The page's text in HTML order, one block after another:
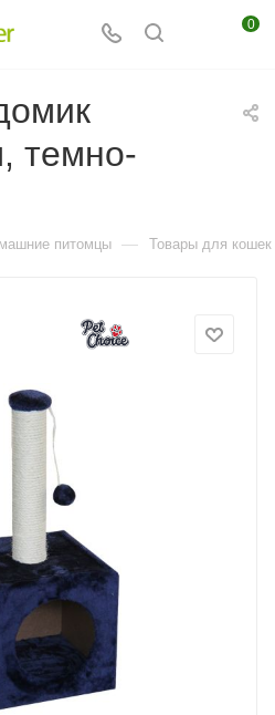
0
темно-
питомцы — Товары для кошек